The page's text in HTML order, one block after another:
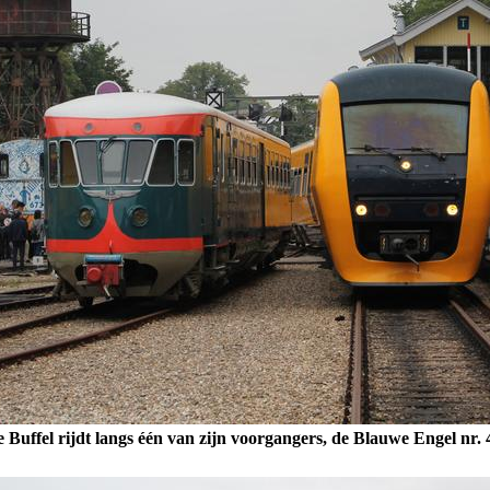
Buffel rijdt langs één van zijn voorgangers, de Blauwe Engel nr.